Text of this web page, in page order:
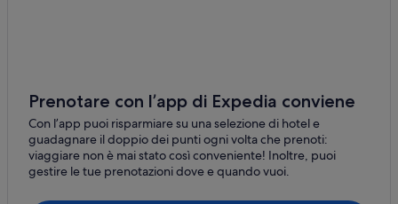
Pontecagnano Faiano: Agriturismi
Pontecagnano Faiano: Ville
Pontecagnano Faiano: Inn
Sant'antonio: Aparthotel
Sant'antonio: Resort
Prenotare con l’app di Expedia conviene
Con l’app puoi risparmiare su una selezione di hotel e
guadagnare il doppio dei punti ogni volta che prenoti:
viaggiare non è mai stato così conveniente! Inoltre, puoi
gestire le tue prenotazioni dove e quando vuoi.